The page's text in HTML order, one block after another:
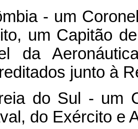
- um
um Capitão
da
junto à
do Sul - um
do Exército e